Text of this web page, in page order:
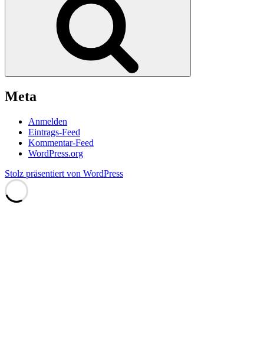
Meta
Anmelden
Eintrags-Feed
Kommentar-Feed
WordPress.org
Stolz präsentiert von WordPress
Scroll
Up